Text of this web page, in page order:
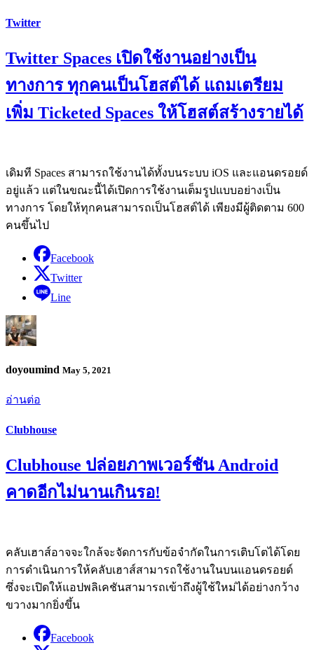
Twitter
Twitter Spaces เปิดใช้งานอย่างเป็น
ทางการ ทุกคนเป็นโฮสต์ได้ แถมเตรียม
เพิ่ม Ticketed Spaces ให้โฮสต์สร้างรายได้
เดิมที Spaces สามารถใช้งานได้ทั้งบนระบบ iOS และแอนดรอยด์
อยู่แล้ว แต่ในขณะนี้ได้เปิดการใช้งานเต็มรูปแบบอย่างเป็น
ทางการ โดยให้ทุกคนสามารถเป็นโฮสต์ได้ เพียงมีผู้ติดตาม 600
คนขึ้นไป
Facebook
Twitter
Line
doyoumind May 5, 2021
อ่านต่อ
Clubhouse
Clubhouse ปล่อยภาพเวอร์ชัน Android
คาดอีกไม่นานเกินรอ!
คลับเฮาส์อาจจะใกล้จะจัดการกับข้อจำกัดในการเติบโตได้โดย
การดำเนินการให้คลับเฮาส์สามารถใช้งานในบนแอนดรอยด์
ซึ่งจะเปิดให้แอปพลิเคชันสามารถเข้าถึงผู้ใช้ใหม่ได้อย่างกว้าง
ขวางมากยิ่งขึ้น
Facebook